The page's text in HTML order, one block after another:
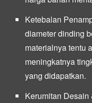
Ketebalan
diameter dinding
materialnya tentu
meningkatnya
yang didapatkan.
Kerumitan